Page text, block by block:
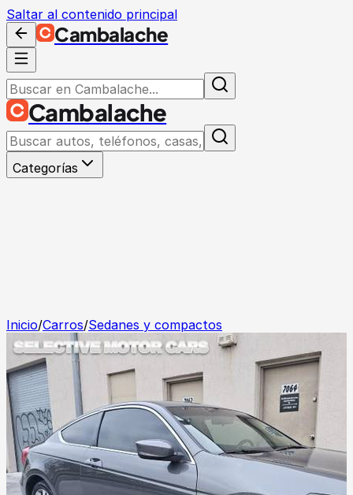
Saltar al contenido principal
Cambalache
Cambalache
Categorías
Inicio/Carros/Sedanes y compactos